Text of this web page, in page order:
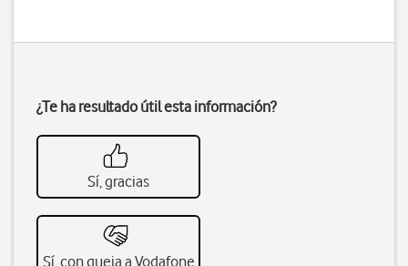
¿Te ha resultado útil esta información?
Sí, gracias
Sí, con queja a Vodafone